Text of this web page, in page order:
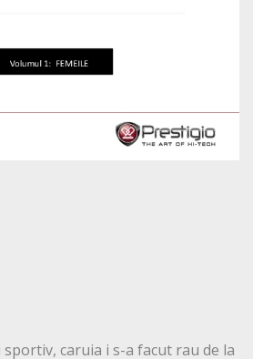
caruia i s-a facut rau de la